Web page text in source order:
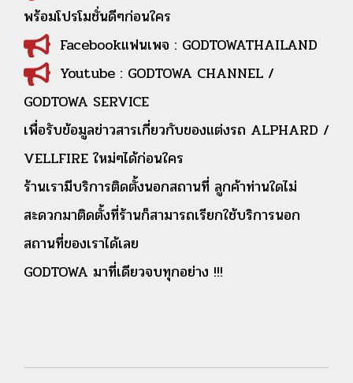
พร้อมโปรโมชั่นดีๆก่อนใคร
Facebookแฟนเพจ : GODTOWATHAILAND
Youtube : GODTOWA CHANNEL /
GODTOWA SERVICE
เพื่อรับข้อมูลข่าวสารเกี่ยวกับของแต่งรถ ALPHARD /
VELLFIRE ใหม่ๆได้ก่อนใคร
ร้านเรามีบริการติดตั้งนอกสถานที่ ลูกค้าท่านใดไม่
สะดวกมาติดตั้งที่ร้านก็สามารถเรียกใช้บริการนอก
สถานที่ของเราได้เลย
GODTOWA มาที่เดียวจบทุกอย่าง !!!